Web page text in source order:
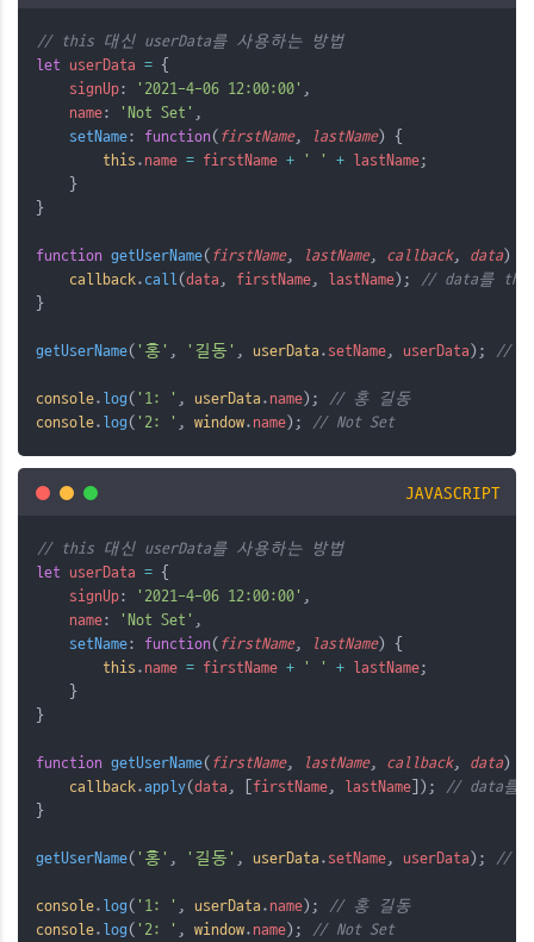
// this 대신 userData를 사용하는 방법
let userData = {
signUp: '2021-4-06 12:00:00' ,
name: 'Not Set' ,
setName: function( firstName, lastName) {
this . name = firstName + ' ' + lastName;
    }
}
function getUserName( firstName, lastName, callback, data)
callback. call(data , firstName, lastName);
// data를
}
getUserName( '홍' , '길동' , userData . setName, userData ); //
console. log( '1: ' , userData . name);
// 홍 길동
console. log( '2: ' , window. name); // Not Set
JAVASCRIPT
// this 대신 userData를 사용하는 방법
let userData = {
signUp: '2021-4-06 12:00:00' ,
name: 'Not Set' ,
setName: function( firstName, lastName) {
this . name = firstName + ' ' + lastName;
    }
}
function getUserName( firstName, lastName, callback, data)
callback.apply(data , [ firstName, lastName ]);
// data를
}
getUserName( '홍' , '길동' , userData . setName, userData ); //
console. log( '1: ' , userData . name);
// 홍 길동
console. log( '2: ' , window. name); // Not Set